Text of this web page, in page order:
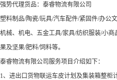
强势代理货品：泰睿物流有限公司
塑料制品/陶瓷/玩具/汽车配件/紧固件/办公
机械、机电、五金工具/家具/纺织服装/小
果及坚果/肥料/饲料等。
泰睿物流有限公司服务项目介绍如下：
1、进出口货物联运车皮计划及集装箱整柜